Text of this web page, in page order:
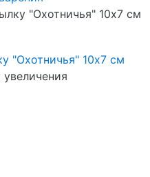
"Охотничья" 10х7 см